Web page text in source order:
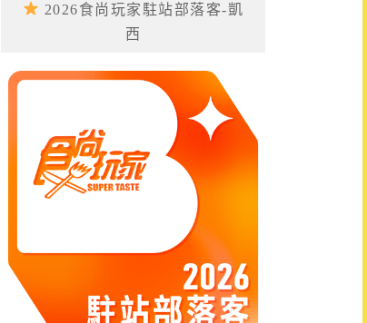
2026食尚玩家駐站部落客-凱
西